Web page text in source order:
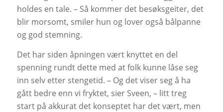
holdes en tale. – Så kommer det besøksgeiter, det
blir morsomt, smiler hun og lover også bålpanne
og god stemning.
Det har siden åpningen vært knyttet en del
spenning rundt dette med at folk kunne låse seg
inn selv etter stengetid. – Og det viser seg å ha
gått bedre enn vi fryktet, sier Sveen, – litt treg
start på akkurat det konseptet har det vært, men